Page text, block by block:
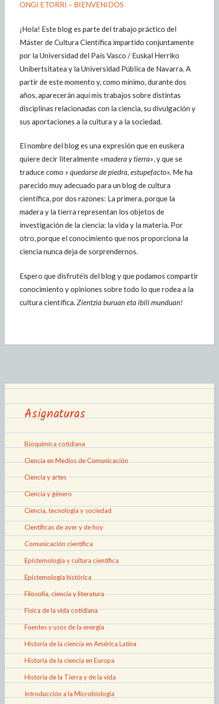
ONGI ETORRI – BIENVENIDOS
¡Hola! Este blog es parte del trabajo práctico del
Máster de Cultura Científica impartido conjuntamente
por la Universidad del País Vasco / Euskal Herriko
Unibertsitatea y la Universidad Pública de Navarra. A
partir de este momento y, como mínimo, durante dos
años, aparecerán aquí mis trabajos sobre distintas
disciplinas relacionadas con la ciencia, su divulgación y
sus aportaciones a la cultura y a la sociedad.
El nombre del blog es una expresión que en euskera
quiere decir literalmente «madera y tierra», y que se
traduce como » quedarse de piedra, estupefacto». Me ha
parecido muy adecuado para un blog de cultura
científica, por dos razones: La primera, porque la
madera y la tierra representan los objetos de
investigación de la ciencia: la vida y la materia. Por
otro, porque el conocimiento que nos proporciona la
ciencia nunca deja de sorprendernos.
Espero que disfrutéis del blog y que podamos compartir
conocimiento y opiniones sobre todo lo que rodea a la
cultura científica. Zientzia buruan eta ibili munduan!
Asignaturas
Bioquímica cotidiana
Ciencia en Medios de Comunicación
Ciencia y artes
Ciencia y género
Ciencia, tecnología y sociedad
Científicas de ayer y de hoy
Comunicación científica
Epistemología y cultura científica
Epistemología histórica
Filosofía, ciencia y literatura
Física de la vida cotidiana
Fuentes y usos de la energía
Historia de la ciencia en América Latina
Historia de la ciencia en Europa
Historia de la Tierra y de la vida
Introducción a la Microbiología